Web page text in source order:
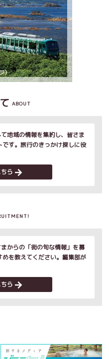
ABOUT
地域の情報を集約し、皆さま
す。旅行のきっかけ探しに役
ら
からの「街の旬な情報」を募
を教えてください。編集部が
ら